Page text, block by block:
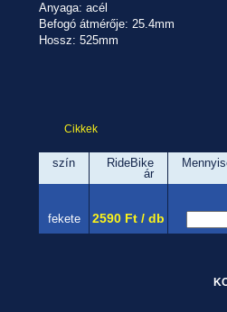
Anyaga: acél
Befogó átmérője: 25.4mm
Hossz: 525mm
Cikkek
szín
RideBike
ár
fekete 2590 Ft / db